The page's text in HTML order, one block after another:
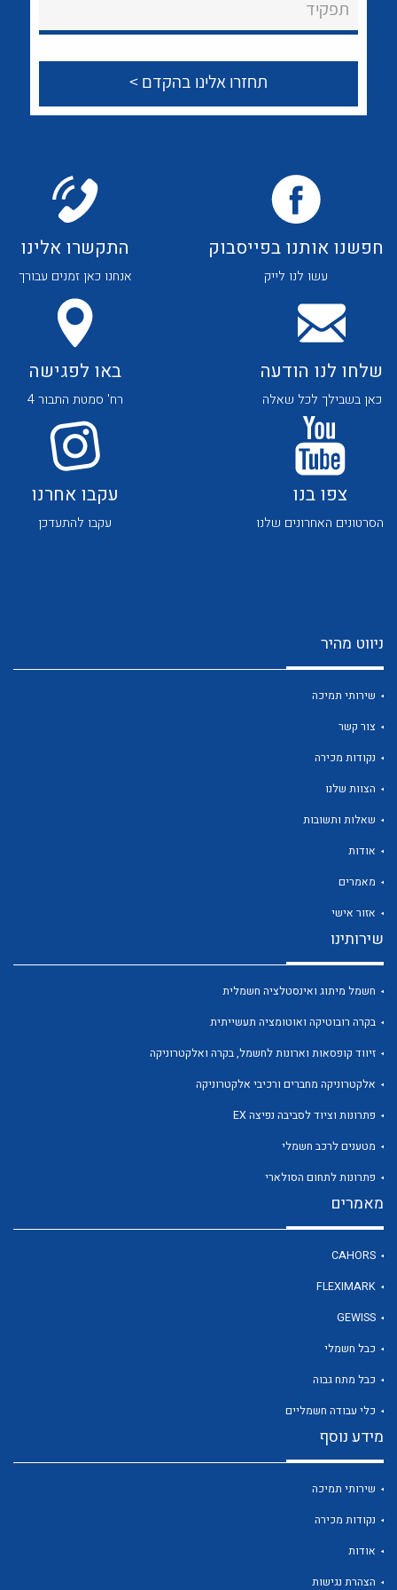
צור קשר
לכל מוצרי היצרן
לכל מוצרי היצרן לכל מוצרי היצרן
לכל מוצרי היצרן
תפקיד
חפשנו אותנו בפייסבוק
עשו לנו לייק
התקשרו אלינו
אנחנו כאן זמנים עבורך
שלחו לנו הודעה
כאן בשבילך לכל שאלה
באו לפגישה
רח' סמטת התבור 4
צפו בנו
הסרטונים האחרונים שלנו
עקבו אחרנו
עקבו להתעדכן
ניווט מהיר
שירותי תמיכה
צור קשר
נקודות מכירה
הצוות שלנו
שאלות ותשובות
אודות
מאמרים
אזור אישי
שירותינו
חשמל מיתוג ואינסטלציה חשמלית
בקרה רובוטיקה ואוטומציה תעשייתית
זיווד קופסאות וארונות לחשמל, בקרה ואלקטרוניקה
אלקטרוניקה מחברים ורכיבי אלקטרוניקה
פתרונות וציוד לסביבה נפיצה EX
מטענים לרכב חשמלי
פתרונות לתחום הסולארי
מאמרים
CAHORS
FLEXIMARK
GEWISS
כבל חשמלי
כבל מתח גבוה
כלי עבודה חשמליים
מידע נוסף
שירותי תמיכה
נקודות מכירה
אודות
הצהרת נגישות